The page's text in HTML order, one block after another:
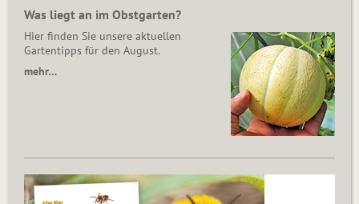
Was liegt an im Obstgarten?
Hier finden Sie unsere aktuellen
Gartentipps für den August.
mehr…